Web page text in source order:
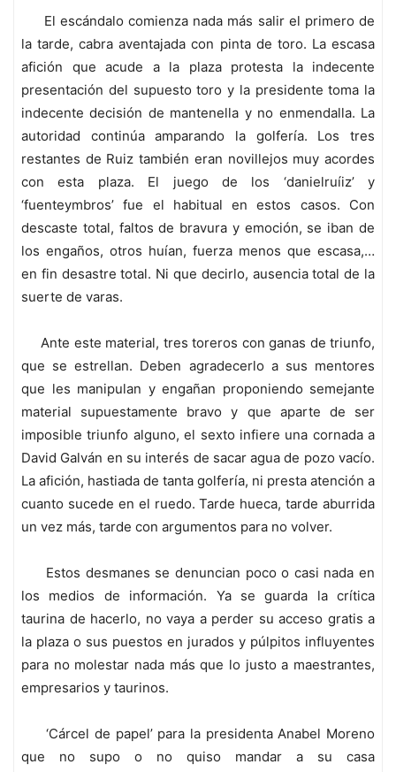
El escándalo comienza nada más salir el primero de
la tarde, cabra aventajada con pinta de toro. La escasa
afición que acude a la plaza protesta la indecente
presentación del supuesto toro y la presidente toma la
indecente decisión de mantenella y no enmendalla. La
autoridad continúa amparando la golfería. Los tres
restantes de Ruiz también eran novillejos muy acordes
con esta plaza. El juego de los ‘danielruíiz’ y
‘fuenteymbros’ fue el habitual en estos casos. Con
descaste total, faltos de bravura y emoción, se iban de
los engaños, otros huían, fuerza menos que escasa,…
en fin desastre total. Ni que decirlo, ausencia total de la
suerte de varas.
Ante este material, tres toreros con ganas de triunfo,
que se estrellan. Deben agradecerlo a sus mentores
que les manipulan y engañan proponiendo semejante
material supuestamente bravo y que aparte de ser
imposible triunfo alguno, el sexto infiere una cornada a
David Galván en su interés de sacar agua de pozo vacío.
La afición, hastiada de tanta golfería, ni presta atención a
cuanto sucede en el ruedo. Tarde hueca, tarde aburrida
un vez más, tarde con argumentos para no volver.
Estos desmanes se denuncian poco o casi nada en
los medios de información. Ya se guarda la crítica
taurina de hacerlo, no vaya a perder su acceso gratis a
la plaza o sus puestos en jurados y púlpitos influyentes
para no molestar nada más que lo justo a maestrantes,
empresarios y taurinos.
‘Cárcel de papel’ para la presidenta Anabel Moreno
que no supo o no quiso mandar a su casa